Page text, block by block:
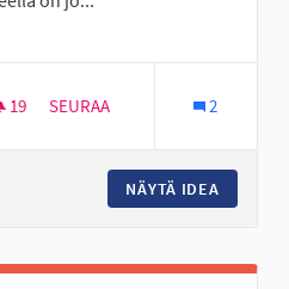
Eteläinen Seinäjoki
19 19 SEURAAJAA
SEURAA 2
NÄYTÄ IDEA